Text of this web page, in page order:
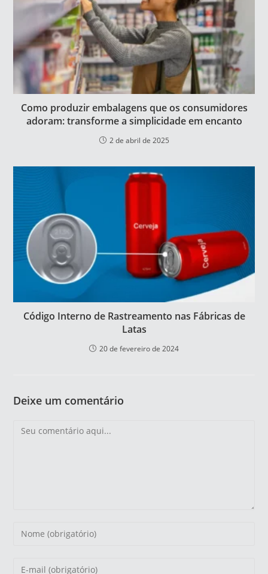
Como produzir embalagens que os consumidores
adoram: transforme a simplicidade em encanto
2 de abril de 2025
Código Interno de Rastreamento nas Fábricas de
Latas
20 de fevereiro de 2024
Deixe um comentário